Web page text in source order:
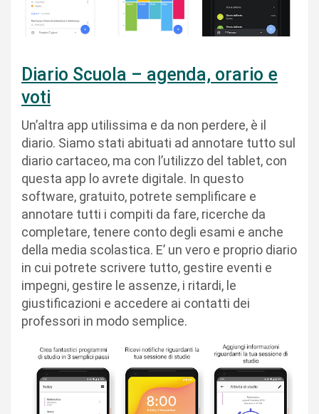
Diario Scuola – agenda, orario e
voti
Un’altra app utilissima e da non perdere, è il
diario. Siamo stati abituati ad annotare tutto sul
diario cartaceo, ma con l’utilizzo del tablet, con
questa app lo avrete digitale. In questo
software, gratuito, potrete semplificare e
annotare tutti i compiti da fare, ricerche da
completare, tenere conto degli esami e anche
della media scolastica. E’ un vero e proprio diario
in cui potrete scrivere tutto, gestire eventi e
impegni, gestire le assenze, i ritardi, le
giustificazioni e accedere ai contatti dei
professori in modo semplice.